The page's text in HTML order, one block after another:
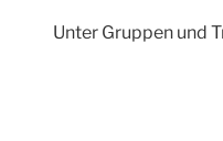
Unter Gruppen und